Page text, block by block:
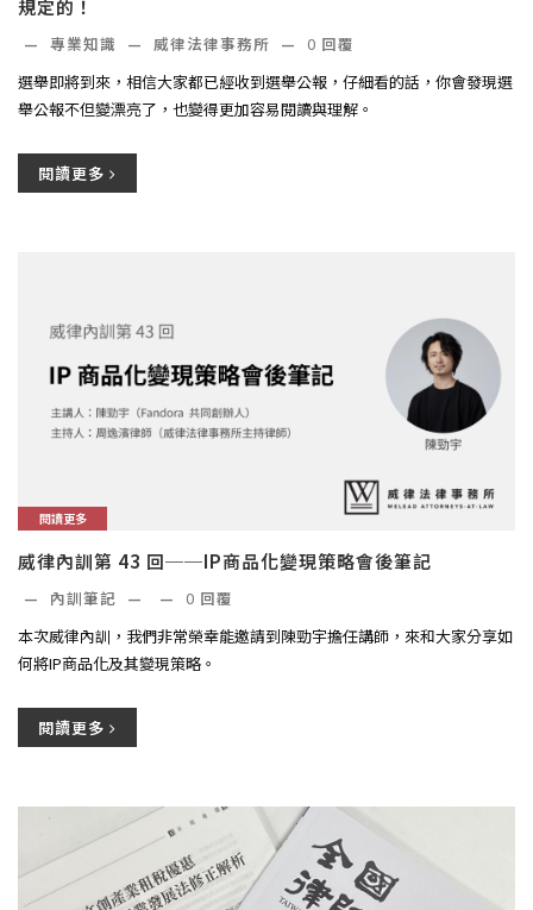
規定的！
— 專業知識 — 威律法律事務所 — 0 回覆
選舉即將到來，相信大家都已經收到選舉公報，仔細看的話，你會發現選
舉公報不但變漂亮了，也變得更加容易閱讀與理解。
閱讀更多
閱讀更多
威律內訓第 43 回──IP商品化變現策略會後筆記
— 內訓筆記 — — 0 回覆
本次威律內訓，我們非常榮幸能邀請到陳勁宇擔任講師，來和大家分享如
何將IP商品化及其變現策略。
閱讀更多